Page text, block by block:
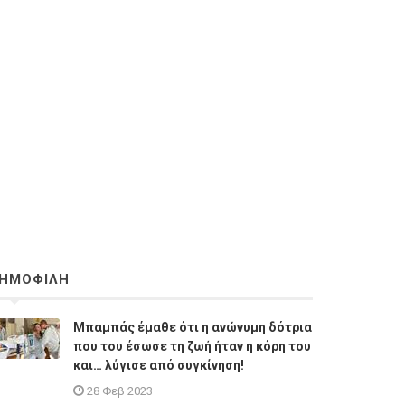
Μπαμπάς έμαθε ότι η ανώνυμη δότρια
που του έσωσε τη ζωή ήταν η κόρη του
και… λύγισε από συγκίνηση!
28 Φεβ 2023